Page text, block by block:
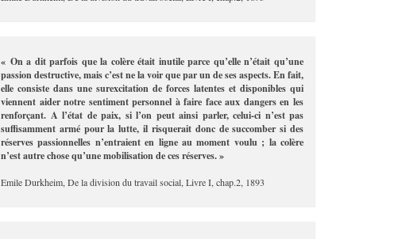
« On a dit parfois que la colère était inutile parce qu’elle n’était qu’une
passion destructive, mais c’est ne la voir que par un de ses aspects. En fait,
elle consiste dans une surexcitation de forces latentes et disponibles qui
viennent aider notre sentiment personnel à faire face aux dangers en les
renforçant. A l’état de paix, si l’on peut ainsi parler, celui-ci n’est pas
suffisamment armé pour la lutte, il risquerait donc de succomber si des
réserves passionnelles n’entraient en ligne au moment voulu ; la colère
n’est autre chose qu’une mobilisation de ces réserves. »
Emile Durkheim, De la division du travail social, Livre I, chap.2, 1893